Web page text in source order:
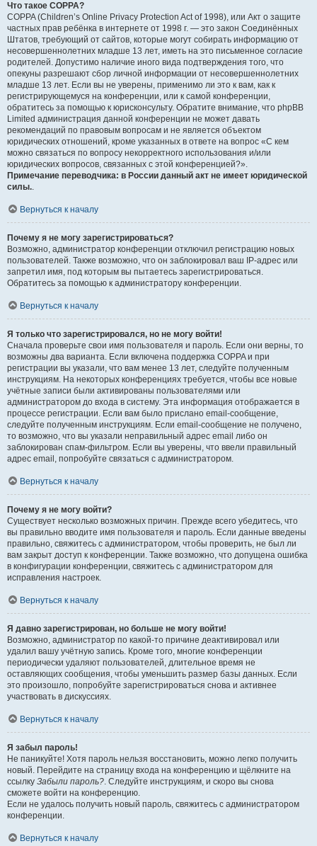
Что такое COPPA?
COPPA (Children’s Online Privacy Protection Act of 1998), или Акт о защите
частных прав ребёнка в интернете от 1998 г. — это закон Соединённых
Штатов, требующий от сайтов, которые могут собирать информацию от
несовершеннолетних младше 13 лет, иметь на это письменное согласие
родителей. Допустимо наличие иного вида подтверждения того, что
опекуны разрешают сбор личной информации от несовершеннолетних
младше 13 лет. Если вы не уверены, применимо ли это к вам, как к
регистрирующемуся на конференции, или к самой конференции,
обратитесь за помощью к юрисконсульту. Обратите внимание, что phpBB
Limited администрация данной конференции не может давать
рекомендаций по правовым вопросам и не является объектом
юридических отношений, кроме указанных в ответе на вопрос «С кем
можно связаться по вопросу некорректного использования и/или
юридических вопросов, связанных с этой конференцией?».
Примечание переводчика: в России данный акт не имеет юридической
силы..
Вернуться к началу
Почему я не могу зарегистрироваться?
Возможно, администратор конференции отключил регистрацию новых
пользователей. Также возможно, что он заблокировал ваш IP-адрес или
запретил имя, под которым вы пытаетесь зарегистрироваться.
Обратитесь за помощью к администратору конференции.
Вернуться к началу
Я только что зарегистрировался, но не могу войти!
Сначала проверьте свои имя пользователя и пароль. Если они верны, то
возможны два варианта. Если включена поддержка COPPA и при
регистрации вы указали, что вам менее 13 лет, следуйте полученным
инструкциям. На некоторых конференциях требуется, чтобы все новые
учётные записи были активированы пользователями или
администратором до входа в систему. Эта информация отображается в
процессе регистрации. Если вам было прислано email-сообщение,
следуйте полученным инструкциям. Если email-сообщение не получено,
то возможно, что вы указали неправильный адрес email либо он
заблокирован спам-фильтром. Если вы уверены, что ввели правильный
адрес email, попробуйте связаться с администратором.
Вернуться к началу
Почему я не могу войти?
Существует несколько возможных причин. Прежде всего убедитесь, что
вы правильно вводите имя пользователя и пароль. Если данные введены
правильно, свяжитесь с администратором, чтобы проверить, не был ли
вам закрыт доступ к конференции. Также возможно, что допущена ошибка
в конфигурации конференции, свяжитесь с администратором для
исправления настроек.
Вернуться к началу
Я давно зарегистрирован, но больше не могу войти!
Возможно, администратор по какой-то причине деактивировал или
удалил вашу учётную запись. Кроме того, многие конференции
периодически удаляют пользователей, длительное время не
оставляющих сообщения, чтобы уменьшить размер базы данных. Если
это произошло, попробуйте зарегистрироваться снова и активнее
участвовать в дискуссиях.
Вернуться к началу
Я забыл пароль!
Не паникуйте! Хотя пароль нельзя восстановить, можно легко получить
новый. Перейдите на страницу входа на конференцию и щёлкните на
ссылку Забыли пароль?. Следуйте инструкциям, и скоро вы снова
сможете войти на конференцию.
Если не удалось получить новый пароль, свяжитесь с администратором
конференции.
Вернуться к началу